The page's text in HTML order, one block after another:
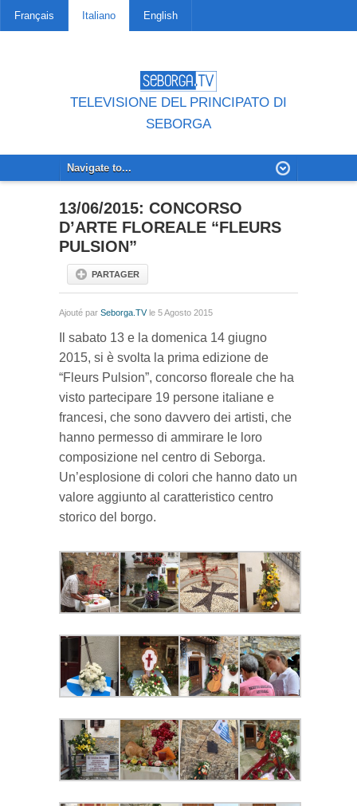
Français Italiano English
TELEVISIONE DEL PRINCIPATO DI
SEBORGA
13/06/2015: CONCORSO
D’ARTE FLOREALE “FLEURS
PULSION”
PARTAGER
Ajouté par Seborga.TV le 5 Agosto 2015
Il sabato 13 e la domenica 14 giugno
2015, si è svolta la prima edizione de
“Fleurs Pulsion”, concorso floreale che ha
visto partecipare 19 persone italiane e
francesi, che sono davvero dei artisti, che
hanno permesso di ammirare le loro
composizione nel centro di Seborga.
Un’esplosione di colori che hanno dato un
valore aggiunto al caratteristico centro
storico del borgo.